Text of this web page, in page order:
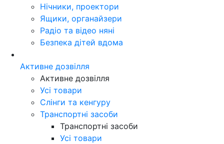
Нічники, проектори
Ящики, органайзери
Радіо та відео няні
Безпека дітей вдома
Активне дозвілля
Активне дозвілля
Усі товари
Слінги та кенгуру
Транспортні засоби
Транспортні засоби
Усі товари